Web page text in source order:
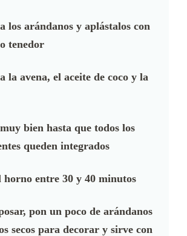
los arándanos y aplástalos con
tenedor
la avena, el aceite de coco y la
bien hasta que todos los
queden integrados
horno entre 30 y 40 minutos
pon un poco de arándanos
secos para decorar y sirve con